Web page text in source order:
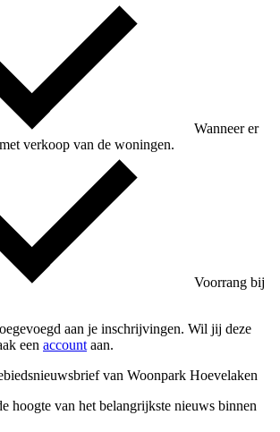
Wanneer er
verkoop van de woningen.
Voorrang bij
aan je inschrijvingen. Wil jij deze
een accountaan.
van Woonpark Hoevelaken
hoogte van het belangrijkste nieuws binnen